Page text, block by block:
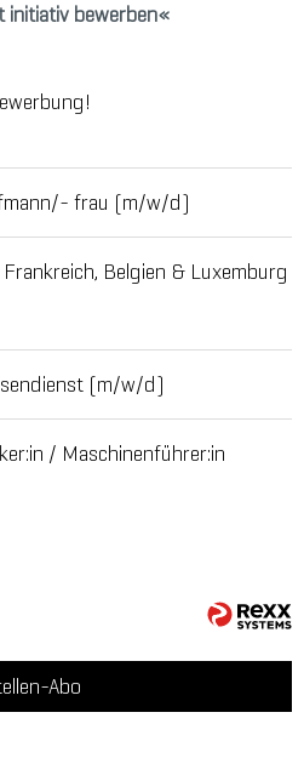
initiativ bewerben
frau (m/w/d)
Belgien & Luxemburg
(m/w/d)
/ Maschinenführer:in
Abo